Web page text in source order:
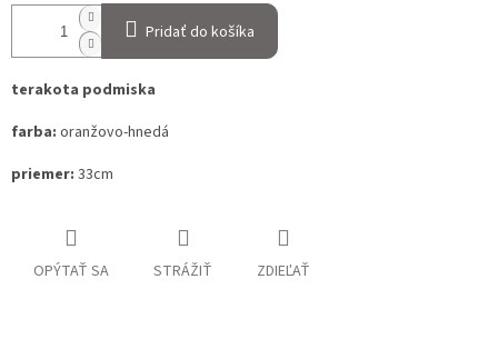
Pridať do košíka
terakota podmiska
farba: oranžovo-hnedá
priemer: 33cm
OPÝTAŤ SA STRÁŽIŤ ZDIEĽAŤ